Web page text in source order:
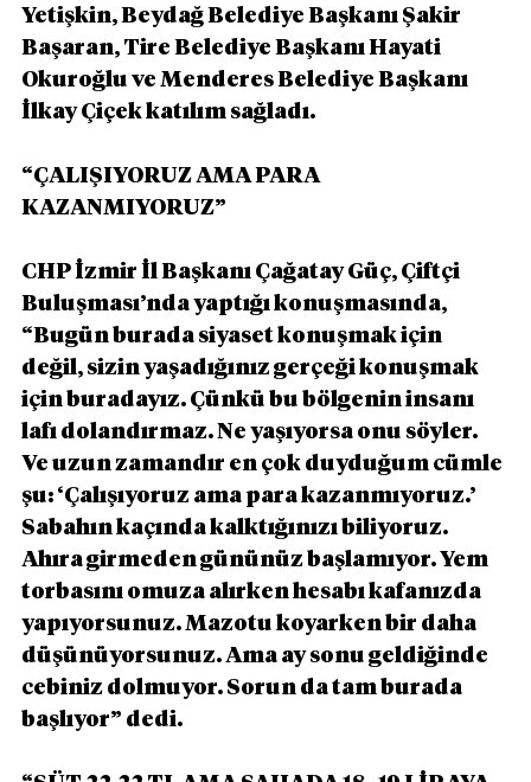
Yetişkin, Beydağ Belediye Başkanı Şakir
Başaran, Tire Belediye Başkanı Hayati
Okuroğlu ve Menderes Belediye Başkanı
İlkay Çiçek katılım sağladı.
“ÇALIŞIYORUZ AMA PARA
KAZANMIYORUZ”
CHP İzmir İl Başkanı Çağatay Güç, Çiftçi
Buluşması’nda yaptığı konuşmasında,
“Bugün burada siyaset konuşmak için
değil, sizin yaşadığınız gerçeği konuşmak
için buradayız. Çünkü bu bölgenin insanı
lafı dolandırmaz. Ne yaşıyorsa onu söyler.
Ve uzun zamandır en çok duyduğum cümle
şu: ‘Çalışıyoruz ama para kazanmıyoruz.’
Sabahın kaçında kalktığınızı biliyoruz.
Ahıra girmeden gününüz başlamıyor. Yem
torbasını omuza alırken hesabı kafanızda
yapıyorsunuz. Mazotu koyarken bir daha
düşünüyorsunuz. Ama ay sonu geldiğinde
cebiniz dolmuyor. Sorun da tam burada
başlıyor” dedi.